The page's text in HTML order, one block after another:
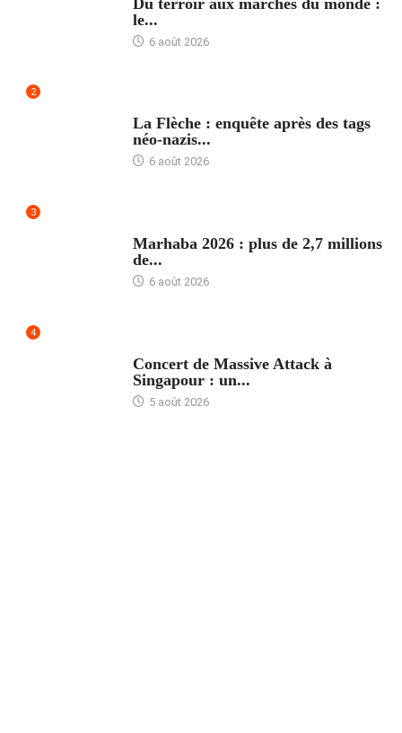
le...
6 août 2026
2
La Flèche : enquête après des tags
néo-nazis...
6 août 2026
3
Marhaba 2026 : plus de 2,7 millions
de...
6 août 2026
4
Concert de Massive Attack à
Singapour : un...
5 août 2026